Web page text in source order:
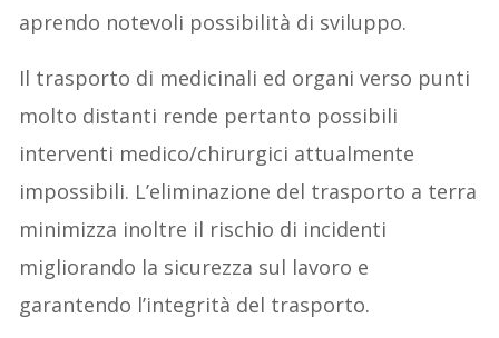
aprendo notevoli possibilità di sviluppo.
Il trasporto di medicinali ed organi verso punti
molto distanti rende pertanto possibili
interventi medico/chirurgici attualmente
impossibili. L’eliminazione del trasporto a terra
minimizza inoltre il rischio di incidenti
migliorando la sicurezza sul lavoro e
garantendo l’integrità del trasporto.